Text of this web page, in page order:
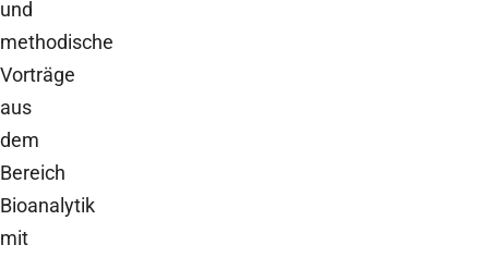
und
methodische
Vorträge
aus
dem
Bereich
Bioanalytik
mit